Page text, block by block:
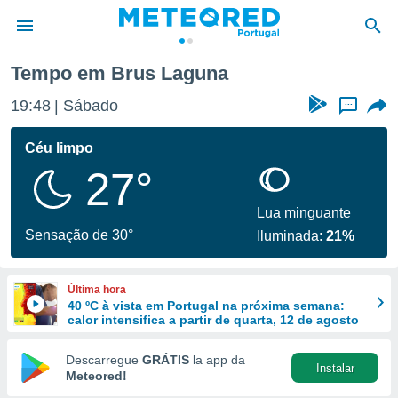
da
foi
fornecidas
a este
das
e
forma
digital
Tempo em Brus Laguna
19:48 Sábado ...
Céu limpo
27°
Sensação de 30°
Lua minguante
Iluminada:21%
Última hora
40 ºC à vista em Portugal na próxima semana:
calor intensifica a partir de quarta, 12 de agosto
Descarregue GRÁTIS la app da
Meteored!
Instalar